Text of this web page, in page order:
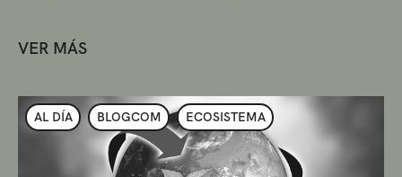
VER MÁS
AL DÍA BLOGCOM ECOSISTEMA